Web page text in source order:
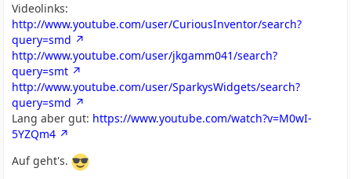
Videolinks:
http://www.youtube.com/user/CuriousInventor/search?
query=smd
http://www.youtube.com/user/jkgamm041/search?
query=smt
http://www.youtube.com/user/SparkysWidgets/search?
query=smd
Lang aber gut: https://www.youtube.com/watch?v=M0wI-
5YZQm4
Auf geht's.